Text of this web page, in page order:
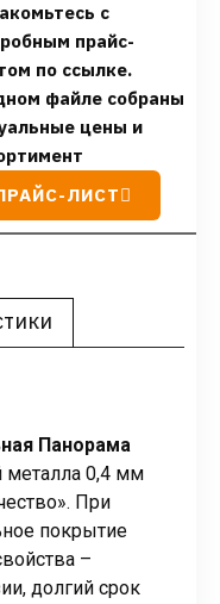
с
прайс-
по ссылке.
файле собраны
цены и
ЛИСТ
Панорама
металла 0,4 мм
При
покрытие
–
долгий срок